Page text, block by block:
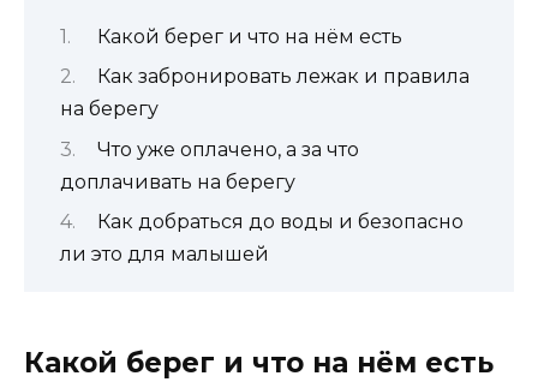
Какой берег и что на нём есть
Как забронировать лежак и правила
на берегу
Что уже оплачено, а за что
доплачивать на берегу
Как добраться до воды и безопасно
ли это для малышей
Какой берег и что на нём есть